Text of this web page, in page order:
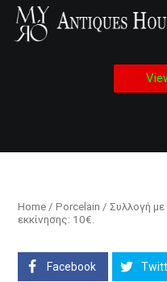
Home / Porcelain / Συλλογή με
εκκίνησης: 10€.
Facebook